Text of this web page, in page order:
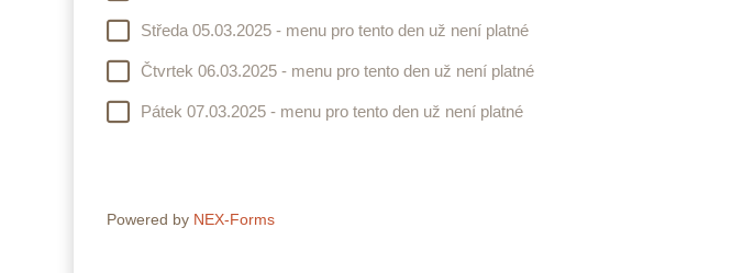
Středa 05.03.2025 - menu pro tento den už není platné
Čtvrtek 06.03.2025 - menu pro tento den už není platné
Pátek 07.03.2025 - menu pro tento den už není platné
Powered by NEX-Forms